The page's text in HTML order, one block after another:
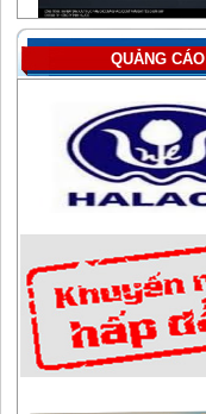
QUẢNG CÁO